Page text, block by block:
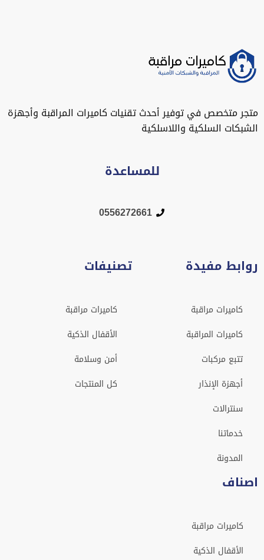
متجر متخصص في توفير أحدث تقنيات كاميرات المراقبة وأجهزة
الشبكات السلكية واللاسلكية
للمساعدة
0556272661
روابط مفيدة
كاميرات مراقبة
كاميرات المراقبة
تتبع مركبات
أجهزة الإنذار
سنترالات
خدماتنا
المدونة
تصنيفات
كاميرات مراقبة
الأقفال الذكية
أمن وسلامة
كل المنتجات
اصناف
كاميرات مراقبة
الأقفال الذكية